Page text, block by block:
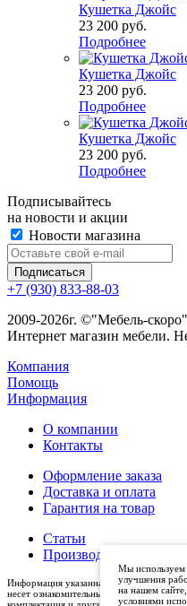
Кушетка Джойс
23 200 руб.
Подробнее
Кушетка Джойс
23 200 руб.
Подробнее
Кушетка Джойс
23 200 руб.
Подробнее
Подписывайтесь
на новости и акции
Новости магазина
+7 (930) 833-88-03
2009-2026г. ©"Мебель-
Интернет магазин мебели.
Компания
Помощь
Информация
О компании
Контакты
Оформление заказа
Доставка и оплата
Гарантия на товар
Статьи
Производители
Информация указанная на сайте
несет ознакомительный характер.
Мы используем
улучшения
на нашем
условиями